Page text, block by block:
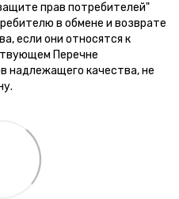
прав потребителей"
в обмене и возврате
если они относятся к
Перечне
надлежащего качества, не